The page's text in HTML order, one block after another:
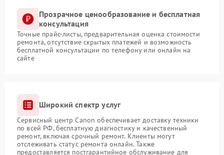
Прозрачное ценообразование и бесплатная
консультация
Точные прайс-листы, предварительная оценка стоимости
ремонта, отсутствие скрытых платежей и возможность
бесплатной консультации по телефону или онлайн на
сайте
Широкий спектр услуг
Сервисный центр Canon обеспечивает доставку техники
по всей РФ, бесплатную диагностику и качественный
ремонт, включая срочный ремонт. Клиенты могут
отслеживать статус ремонта онлайн. Также
предоставляется постгарантийное обслуживание для